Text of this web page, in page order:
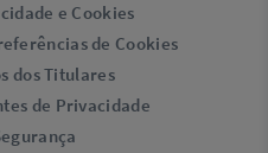
e Cookies
de Cookies
dos Titulares
de Privacidade